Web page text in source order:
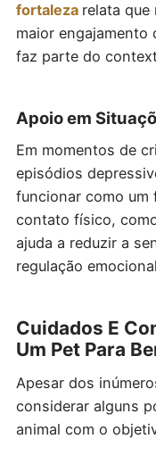
fortaleza relata que
maior engajamento
faz parte do
Apoio em
Em momentos de
episódios
funcionar como um
contato físico,
ajuda a reduzir a
regulação
Cuidados E
Um Pet Para
Apesar dos
considerar alguns
animal com o